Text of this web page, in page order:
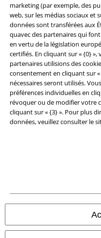
marketing (par exemple, des
web, sur les médias sociaux et
données sont transférées aux
quavec des partenaires qui
en vertu de la législation
certifiés. En cliquant sur « {0}
partenaires utilisions des
consentement en cliquant sur «
nécessaires seront utilisés.
préférences individuelles en
révoquer ou de modifier votre
cliquant sur « {3} ». Pour plus
données, veuillez consulter le
Conditions générales
Éditeur
Clauses de confidentialité
Élimination des déchets et
Déclaration de Conformité
Informations sur l'accessibilité